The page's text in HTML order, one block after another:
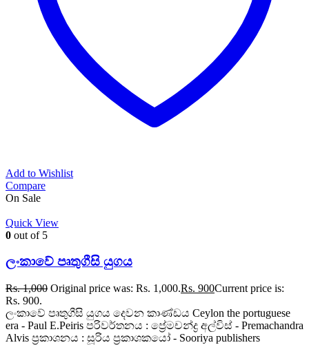
Add to Wishlist
Compare
On Sale
Quick View
0 out of 5
ලංකාවේ පෘතුගීසි යුගය
Rs.1,000 Original price was: Rs. 1,000.Rs. 900Current price is:
Rs. 900.
ලංකාවේ පෘතුගීසි යුගය දෙවන කාණ්ඩය Ceylon the portuguese
era - Paul E.Peiris පරිවර්තනය : ප්‍රේමචන්ද්‍ර අල්විස් - Premachandra
Alvis ප්‍රකාශනය : සූරිය ප්‍රකාශකයෝ - Sooriya publishers